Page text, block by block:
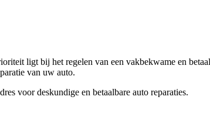
ligt bij het regelen van een vakbekwame en
van uw auto.
voor deskundige en betaalbare auto reparaties.